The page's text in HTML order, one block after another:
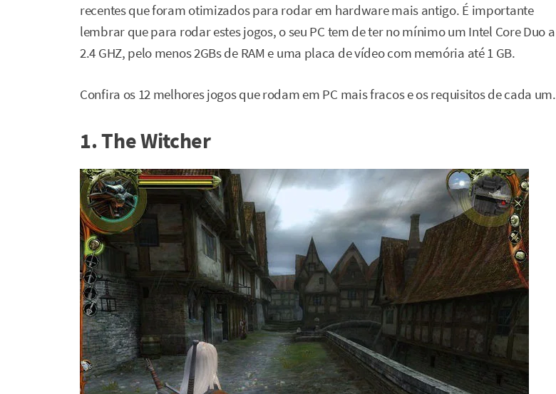
recentes que foram otimizados para rodar em hardware mais antigo. É importante
lembrar que para rodar estes jogos, o seu PC tem de ter no mínimo um Intel Core Duo a
2.4 GHZ, pelo menos 2GBs de RAM e uma placa de vídeo com memória até 1 GB.
Confira os 12 melhores jogos que rodam em PC mais fracos e os requisitos de cada um.
1. The Witcher